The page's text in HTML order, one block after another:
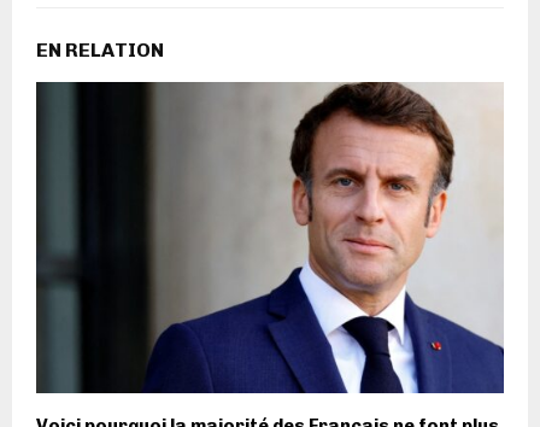
EN RELATION